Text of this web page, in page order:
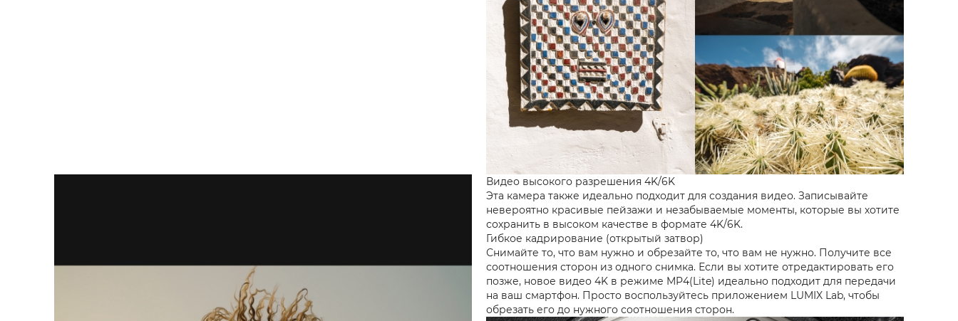
Видео высокого разрешения 4K/6K
Эта камера также идеально подходит для создания видео. Записывайте
невероятно красивые пейзажи и незабываемые моменты, которые вы хотите
сохранить в высоком качестве в формате 4K/6K.
Гибкое кадрирование (открытый затвор)
Снимайте то, что вам нужно и обрезайте то, что вам не нужно. Получите все
соотношения сторон из одного снимка. Если вы хотите отредактировать его
позже, новое видео 4K в режиме MP4(Lite) идеально подходит для передачи
на ваш смартфон. Просто воспользуйтесь приложением LUMIX Lab, чтобы
обрезать его до нужного соотношения сторон.